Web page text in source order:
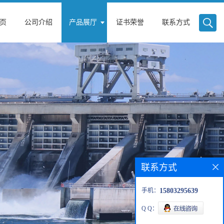
公司介绍 产品展厅 证书荣誉 联系方式
联系方式
手机： 15803295639
Q Q：